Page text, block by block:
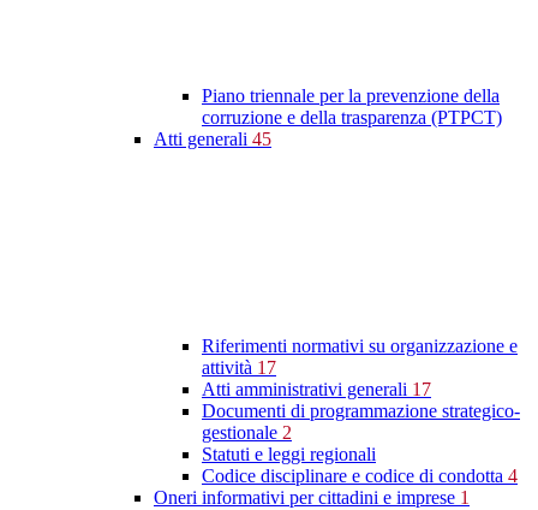
Piano triennale per la prevenzione della
corruzione e della trasparenza (PTPCT)
Atti generali 45
Riferimenti normativi su organizzazione e
attività 17
Atti amministrativi generali 17
Documenti di programmazione strategico-
gestionale 2
Statuti e leggi regionali
Codice disciplinare e codice di condotta 4
Oneri informativi per cittadini e imprese 1